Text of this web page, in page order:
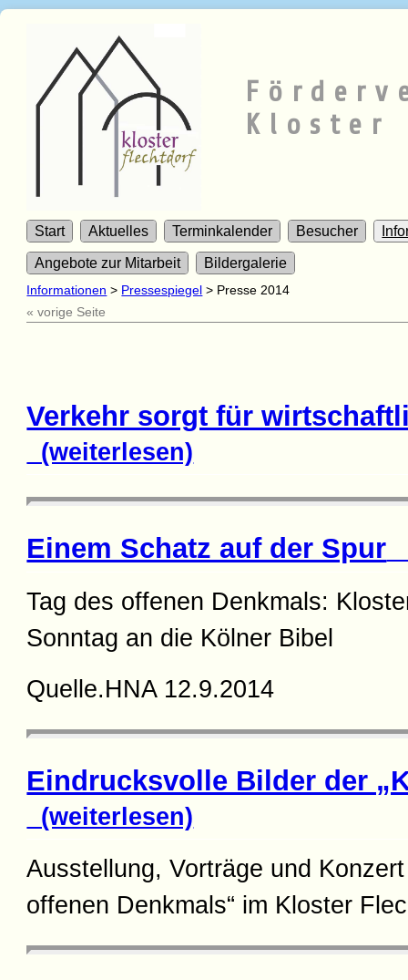
Kloster
Start Aktuelles Terminkalender Besucher
Angebote zur Mitarbeit Bildergalerie
Informationen > Pressespiegel > Presse 2014
« vorige Seite
Verkehr sorgt für
(weiterlesen)
Einem Schatz auf der Spur
Tag des offenen Denkmals:
Sonntag an die Kölner Bibel
Quelle.HNA 12.9.2014
Eindrucksvolle Bilder der
(weiterlesen)
Ausstellung, Vorträge und Konzert
offenen Denkmals“ im Kloster